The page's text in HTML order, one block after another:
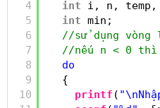
4
5
6
7
8
9
10
int
i, n, temp,
int min;
//sử dụng vòng
//nếu n < 0 thì
do
{
printf (